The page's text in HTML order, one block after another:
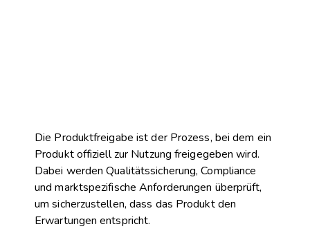
Die Produktfreigabe ist der Prozess, bei dem ein
Produkt offiziell zur Nutzung freigegeben wird.
Dabei werden Qualitätssicherung, Compliance
und marktspezifische Anforderungen überprüft,
um sicherzustellen, dass das Produkt den
Erwartungen entspricht.